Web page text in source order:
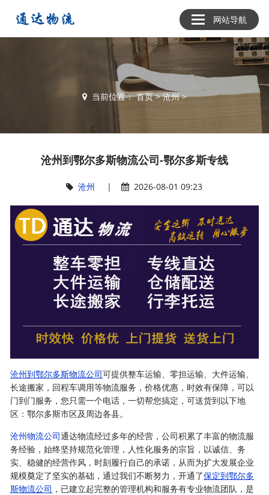
网站导航
当前位置：首页>沧州>
沧州到鄂尔多斯物流公司-鄂尔多斯专线
沧州 | 2026-08-01 09:23
沧州到鄂尔多斯物流公司可提供整车运输、零担运输、大件运输、
长途搬家，回程车调用等物流服务，价格优惠，时效有保障，可以
门到门服务，您只需一个电话，一切帮您搞定，可送货到以下地
区：鄂尔多斯市区及周边各县。
沧州物流公司通达物流经过多年的经营，公司积累了丰富的物流服
务经验，始终坚持规范化管理，人性化服务的宗旨，以诚信、务
实、稳健的经营作风，时刻履行自己的承诺，从而为扩大发展企业
规模奠定了坚实的基础，通过我们不断努力，开通了保定到鄂尔多
斯物流公司 ，已建立起完整的管理机构和服务有专业物流团队，是